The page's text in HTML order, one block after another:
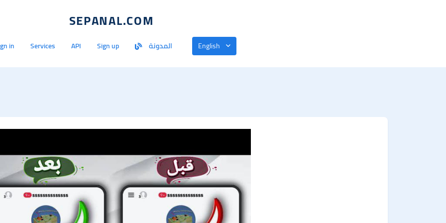
SEPANAL.COM
in Services API Sign up المدونة English